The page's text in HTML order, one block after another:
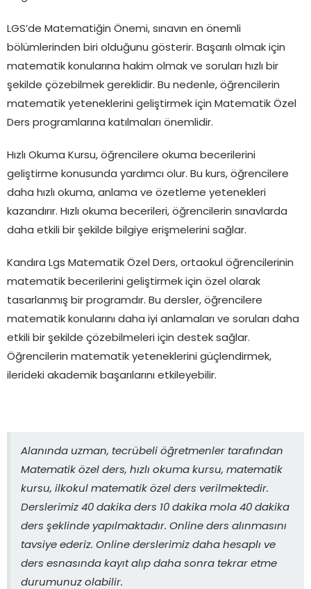
LGS’de Matematiğin Önemi, sınavın en önemli
bölümlerinden biri olduğunu gösterir. Başarılı olmak için
matematik konularına hakim olmak ve soruları hızlı bir
şekilde çözebilmek gereklidir. Bu nedenle, öğrencilerin
matematik yeteneklerini geliştirmek için Matematik Özel
Ders programlarına katılmaları önemlidir.
Hızlı Okuma Kursu, öğrencilere okuma becerilerini
geliştirme konusunda yardımcı olur. Bu kurs, öğrencilere
daha hızlı okuma, anlama ve özetleme yetenekleri
kazandırır. Hızlı okuma becerileri, öğrencilerin sınavlarda
daha etkili bir şekilde bilgiye erişmelerini sağlar.
Kandıra Lgs Matematik Özel Ders, ortaokul öğrencilerinin
matematik becerilerini geliştirmek için özel olarak
tasarlanmış bir programdır. Bu dersler, öğrencilere
matematik konularını daha iyi anlamaları ve soruları daha
etkili bir şekilde çözebilmeleri için destek sağlar.
Öğrencilerin matematik yeteneklerini güçlendirmek,
ilerideki akademik başarılarını etkileyebilir.
Alanında uzman, tecrübeli öğretmenler tarafından
Matematik özel ders, hızlı okuma kursu, matematik
kursu, ilkokul matematik özel ders verilmektedir.
Derslerimiz 40 dakika ders 10 dakika mola 40 dakika
ders şeklinde yapılmaktadır. Online ders alınmasını
tavsiye ederiz. Online derslerimiz daha hesaplı ve
ders esnasında kayıt alıp daha sonra tekrar etme
durumunuz olabilir.